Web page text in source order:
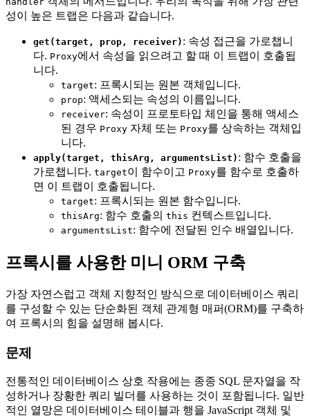
성이 높은 트랩은 다음과 같습니다.
get(target, prop, receiver) : 속성 접근을 가로챕니
다. Proxy에서 속성을 읽으려고 할 때 이 트랩이 호출됩
니다.
target: 프록시되는 원본 객체입니다.
prop: 액세스되는 속성의 이름입니다.
receiver: 속성이 프로토타입 체인을 통해 액세스
된 경우 Proxy 자체 또는 Proxy를 상속하는 객체입
니다.
apply(target, thisArg, argumentsList) : 함수 호출을
가로챕니다. target이 함수이고 Proxy를 함수로 호출하
면 이 트랩이 호출됩니다.
target: 프록시되는 원본 함수입니다.
thisArg: 함수 호출의 this 컨텍스트입니다.
argumentsList: 함수에 전달된 인수 배열입니다.
프록시를 사용한 미니 ORM 구축
가장 자연스럽고 객체 지향적인 방식으로 데이터베이스 쿼리
를 구성할 수 있는 단순화된 객체 관계형 매퍼(ORM)를 구축하
여 프록시의 힘을 설명해 봅시다.
문제
전통적인 데이터베이스 상호 작용에는 종종 SQL 문자열을 작
성하거나 장황한 쿼리 빌더를 사용하는 것이 포함됩니다. 일반
적인 열망은 데이터베이스 테이블과 행을 JavaScript 객체 및